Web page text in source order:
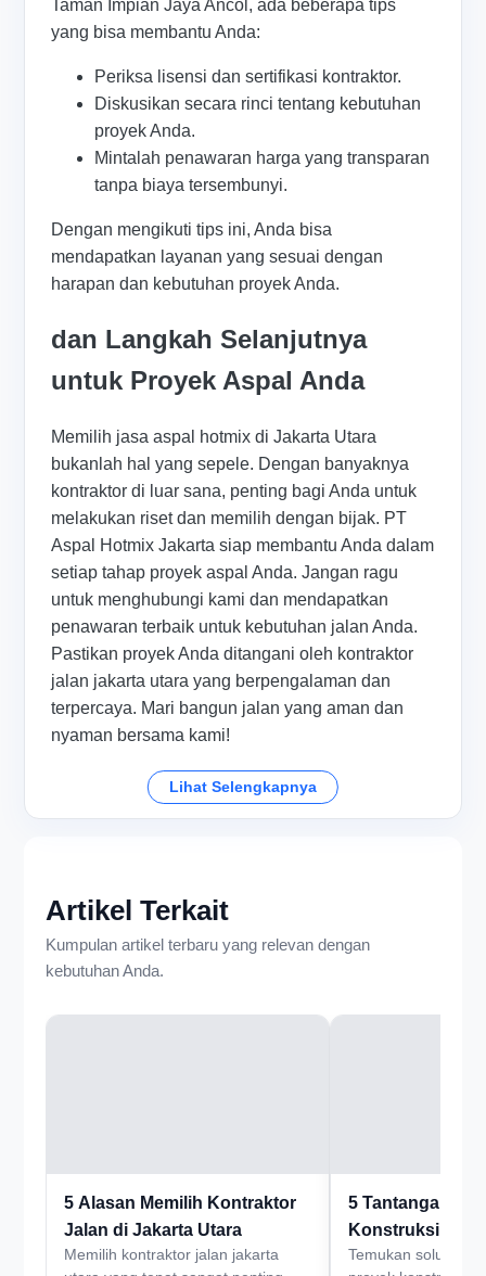
Taman Impian Jaya Ancol, ada beberapa tips
yang bisa membantu Anda:
Periksa lisensi dan sertifikasi kontraktor.
Diskusikan secara rinci tentang kebutuhan
proyek Anda.
Mintalah penawaran harga yang transparan
tanpa biaya tersembunyi.
Dengan mengikuti tips ini, Anda bisa
mendapatkan layanan yang sesuai dengan
harapan dan kebutuhan proyek Anda.
dan Langkah Selanjutnya
untuk Proyek Aspal Anda
Memilih jasa aspal hotmix di Jakarta Utara
bukanlah hal yang sepele. Dengan banyaknya
kontraktor di luar sana, penting bagi Anda untuk
melakukan riset dan memilih dengan bijak. PT
Aspal Hotmix Jakarta siap membantu Anda dalam
setiap tahap proyek aspal Anda. Jangan ragu
untuk menghubungi kami dan mendapatkan
penawaran terbaik untuk kebutuhan jalan Anda.
Pastikan proyek Anda ditangani oleh kontraktor
jalan jakarta utara yang berpengalaman dan
terpercaya. Mari bangun jalan yang aman dan
nyaman bersama kami!
Lihat Selengkapnya
Artikel Terkait
Kumpulan artikel terbaru yang relevan dengan
kebutuhan Anda.
5 Alasan Memilih Kontraktor
Jalan di Jakarta Utara
Memilih kontraktor jalan jakarta
5 Tantangan
Konstruksi
Utara
Temukan solusi